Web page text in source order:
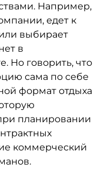
Например,
едет к
выбирает
в
Но говорить, что
сама по себе
формат отдыха
планировании
коммерческий